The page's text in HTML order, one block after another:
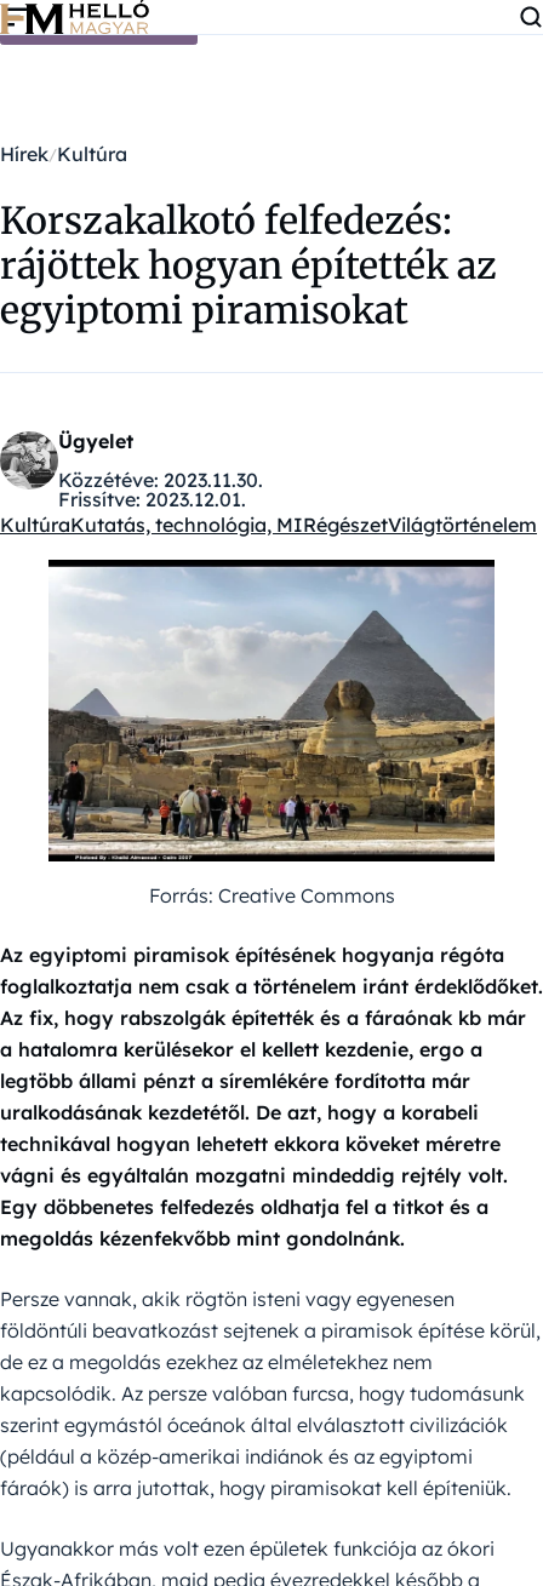
Ugrás a tartalomra
Hírek Kultúra
Korszakalkotó felfedezés:
rájöttek hogyan építették az
egyiptomi piramisokat
Ügyelet
Közzétéve: 2023.11.30.
Frissítve: 2023.12.01.
Kategóriák:
KultúraKutatás, technológia, MIRégészetVilágtörténelem
Forrás: Creative Commons
Az egyiptomi piramisok építésének hogyanja régóta
foglalkoztatja nem csak a történelem iránt érdeklődőket.
Az fix, hogy rabszolgák építették és a fáraónak kb már
a hatalomra kerülésekor el kellett kezdenie, ergo a
legtöbb állami pénzt a síremlékére fordította már
uralkodásának kezdetétől. De azt, hogy a korabeli
technikával hogyan lehetett ekkora köveket méretre
vágni és egyáltalán mozgatni mindeddig rejtély volt.
Egy döbbenetes felfedezés oldhatja fel a titkot és a
megoldás kézenfekvőbb mint gondolnánk.
Persze vannak, akik rögtön isteni vagy egyenesen
földöntúli beavatkozást sejtenek a piramisok építése körül,
de ez a megoldás ezekhez az elméletekhez nem
kapcsolódik. Az persze valóban furcsa, hogy tudomásunk
szerint egymástól óceánok által elválasztott civilizációk
(például a közép-amerikai indiánok és az egyiptomi
fáraók) is arra jutottak, hogy piramisokat kell építeniük.
Ugyanakkor más volt ezen épületek funkciója az ókori
Észak-Afrikában, majd pedig évezredekkel később a